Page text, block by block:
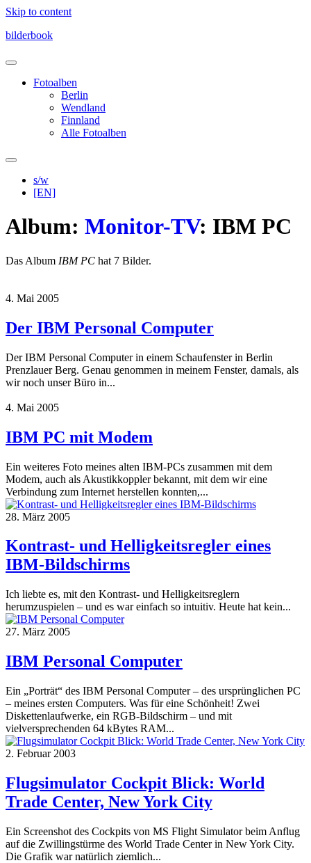
Skip to content
bilderbook
Fotoalben
Berlin
Wendland
Finnland
Alle Fotoalben
s/w
[EN]
Album: Monitor-TV: IBM PC
Das Album IBM PC hat 7 Bilder.
4. Mai 2005
Der IBM Personal Computer
Der IBM Personal Computer in einem Schaufenster in Berlin
Prenzlauer Berg. Genau genommen in meinem Fenster, damals, als
wir noch unser Büro in...
4. Mai 2005
IBM PC mit Modem
Ein weiteres Foto meines alten IBM-PCs zusammen mit dem
Modem, auch als Akustikkoppler bekannt, mit dem wir eine
Verbindung zum Internet herstellen konnten,...
28. März 2005
Kontrast- und Helligkeitsregler eines
IBM-Bildschirms
Ich liebte es, mit den Kontrast- und Helligkeitsreglern
herumzuspielen – und es war einfach so intuitiv. Heute hat kein...
27. März 2005
IBM Personal Computer
Ein „Porträt“ des IBM Personal Computer – des ursprünglichen PC
– meines ersten Computers. Was für eine Schönheit! Zwei
Diskettenlaufwerke, ein RGB-Bildschirm – und mit
vielversprechenden 64 kBytes RAM...
2. Februar 2003
Flugsimulator Cockpit Blick: World
Trade Center, New York City
Ein Screenshot des Cockpits von MS Flight Simulator beim Anflug
auf die Zwillingstürme des World Trade Center in New York City.
Die Grafik war natürlich ziemlich...